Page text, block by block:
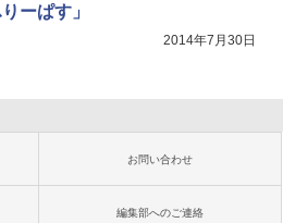
ーぱす」
2014年7月30日
お問い合わせ
編集部へのご連絡